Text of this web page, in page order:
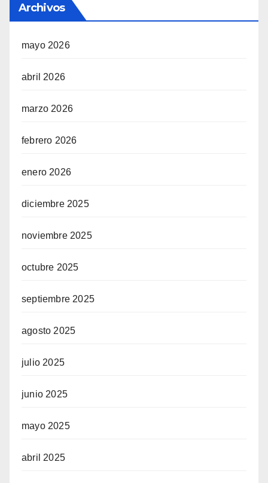
Archivos
mayo 2026
abril 2026
marzo 2026
febrero 2026
enero 2026
diciembre 2025
noviembre 2025
octubre 2025
septiembre 2025
agosto 2025
julio 2025
junio 2025
mayo 2025
abril 2025